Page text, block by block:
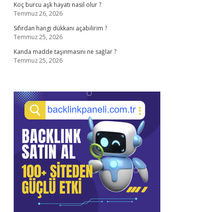
Koç burcu aşk hayatı nasıl olur ?
Temmuz 26, 2026
Sıfırdan hangi dükkanı açabilirim ?
Temmuz 25, 2026
Kanda madde taşınmasını ne sağlar ?
Temmuz 25, 2026